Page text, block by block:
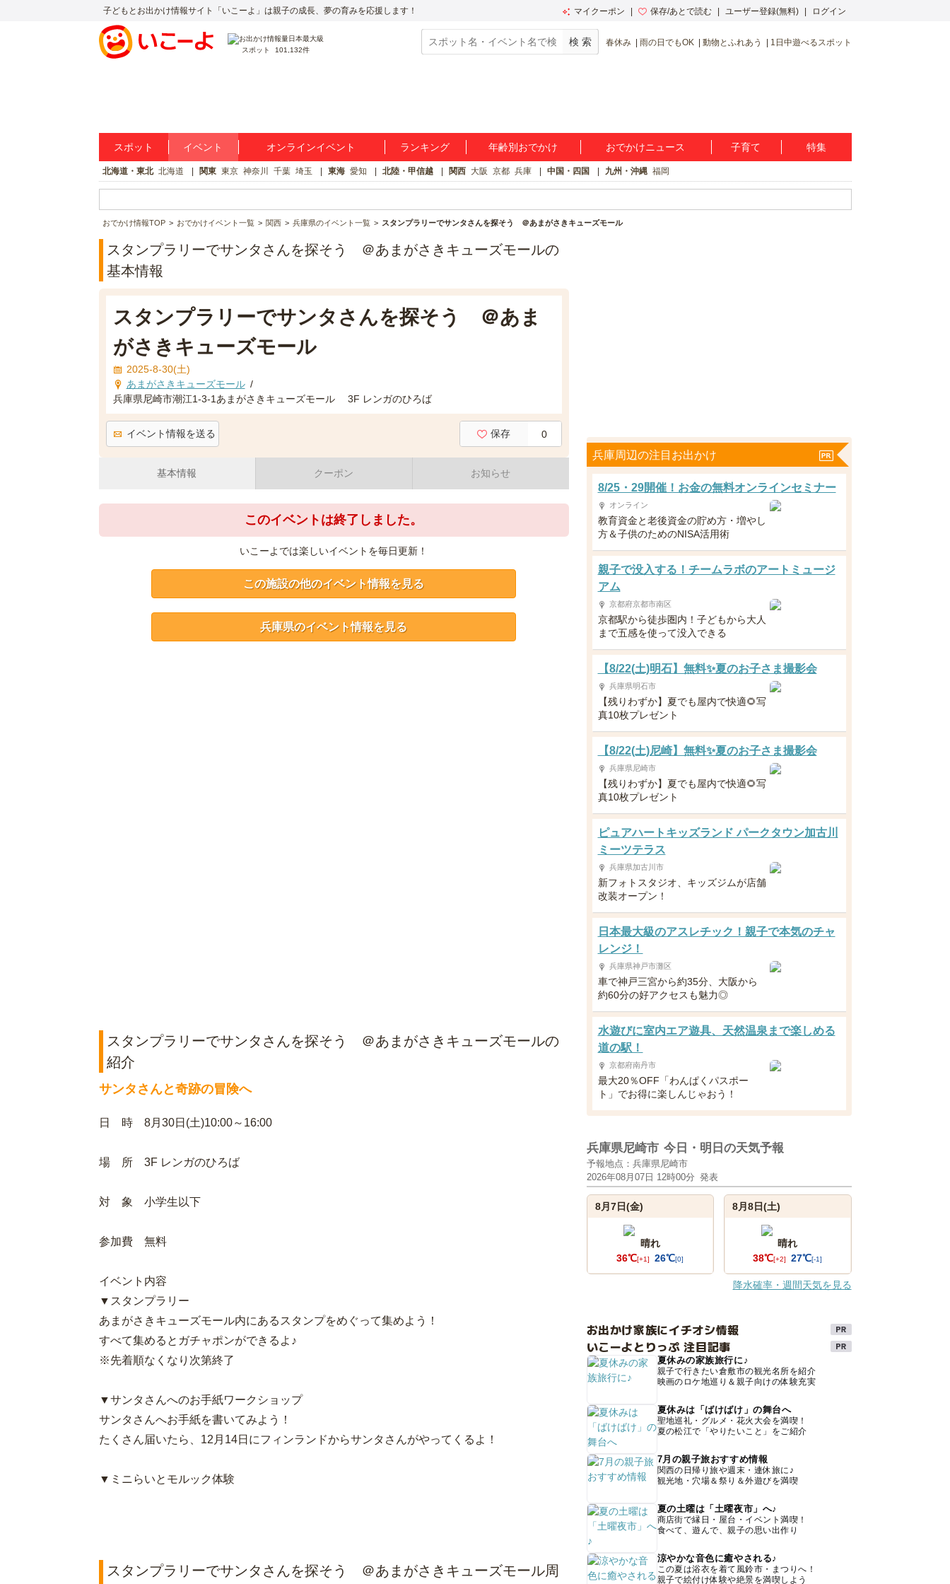
子どもとお出かけ情報サイト「いこーよ」は親子の成長、夢の育みを応援します！ マイクーポン 保存/あとで読む ユーザー登録(無料) ログイン
スポット 101,132件
春休み 雨の日でもOK 動物とふれあう 1日中遊べるスポット
スポット イベント オンラインイベント ランキング 年齢別おでかけ おでかけニュース 子育て 特集
北海道・東北 北海道 関東 東京 神奈川 千葉 埼玉 東海 愛知 北陸・甲信越 関西 大阪 京都 兵庫 中国・四国 九州・沖縄 福岡
おでかけ情報TOP おでかけイベント一覧 関西 兵庫県のイベント一覧 スタンプラリーでサンタさんを探そう ＠あまがさきキューズモール
スタンプラリーでサンタさんを探そう ＠あまがさきキューズモールの
基本情報
スタンプラリーでサンタさんを探そう ＠あま
がさきキューズモール
2025-8-30(土)
あまがさきキューズモール /
兵庫県尼崎市潮江1-3-1あまがさきキューズモール 3F レンガのひろば
イベント情報を送る 保存 0
基本情報 クーポン お知らせ
このイベントは終了しました。
いこーよでは楽しいイベントを毎日更新！
この施設の他のイベント情報を見る
兵庫県のイベント情報を見る
スタンプラリーでサンタさんを探そう ＠あまがさきキューズモールの
紹介
サンタさんと奇跡の冒険へ
日 時 8月30日(土)10:00～16:00
場 所 3F レンガのひろば
対 象 小学生以下
参加費 無料
イベント内容
▼スタンプラリー
あまがさきキューズモール内にあるスタンプをめぐって集めよう！
すべて集めるとガチャポンができるよ♪
※先着順なくなり次第終了
▼サンタさんへのお手紙ワークショップ
サンタさんへお手紙を書いてみよう！
たくさん届いたら、12月14日にフィンランドからサンタさんがやってくるよ！
▼ミニらいとモルック体験
スタンプラリーでサンタさんを探そう ＠あまがさきキューズモール周
兵庫周辺の注目お出かけ
8/25・29開催！お金の無料オンラインセミナー
オンライン
教育資金と老後資金の貯め方・増やし
方＆子供のためのNISA活用術
親子で没入する！チームラボのアートミュージ
アム
京都府京都市南区
京都駅から徒歩圏内！子どもから大人
まで五感を使って没入できる
【8/22(土)明石】無料✨夏のお子さま撮影会
兵庫県明石市
【残りわずか】夏でも屋内で快適🌻写
真10枚プレゼント
【8/22(土)尼崎】無料✨夏のお子さま撮影会
兵庫県尼崎市
【残りわずか】夏でも屋内で快適🌻写
真10枚プレゼント
ピュアハートキッズランド パークタウン加古川
ミーツテラス
兵庫県加古川市
新フォトスタジオ、キッズジムが店舗
改装オープン！
日本最大級のアスレチック！親子で本気のチャ
レンジ！
兵庫県神戸市灘区
車で神戸三宮から約35分、大阪から
約60分の好アクセスも魅力◎
水遊びに室内エア遊具、天然温泉まで楽しめる
道の駅！
京都府南丹市
最大20％OFF「わんぱくパスポー
ト」でお得に楽しんじゃおう！
兵庫県尼崎市 今日・明日の天気予報
予報地点：兵庫県尼崎市
2026年08月07日 12時00分 発表
8月7日(金)
晴れ
36℃[+1] 26℃[0]
8月8日(土)
晴れ
38℃[+2] 27℃[-1]
降水確率・週間天気を見る
お出かけ家族にイチオシ情報
いこーよとりっぷ 注目記事
夏休みの家族旅行に♪
親子で行きたい倉敷市の観光名所を紹介
映画のロケ地巡り＆親子向けの体験充実
夏休みは「ばけばけ」の舞台へ
聖地巡礼・グルメ・花火大会を満喫！
夏の松江で「やりたいこと」をご紹介
7月の親子旅おすすめ情報
関西の日帰り旅や週末・連休旅に♪
観光地・穴場＆祭り＆外遊びを満喫
夏の土曜は「土曜夜市」へ♪
商店街で縁日・屋台・イベント満喫！
食べて、遊んで、親子の思い出作り
涼やかな音色に癒やされる♪
この夏は浴衣を着て風鈴市・まつりへ！
親子で絵付け体験や絶景を満喫しよう